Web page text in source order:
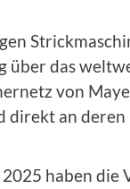
über das
von
direkt an deren
haben die